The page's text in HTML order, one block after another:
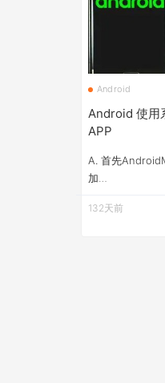
Android
Android 使用
APP
A. 首先
加
&lt;?xml
132天前